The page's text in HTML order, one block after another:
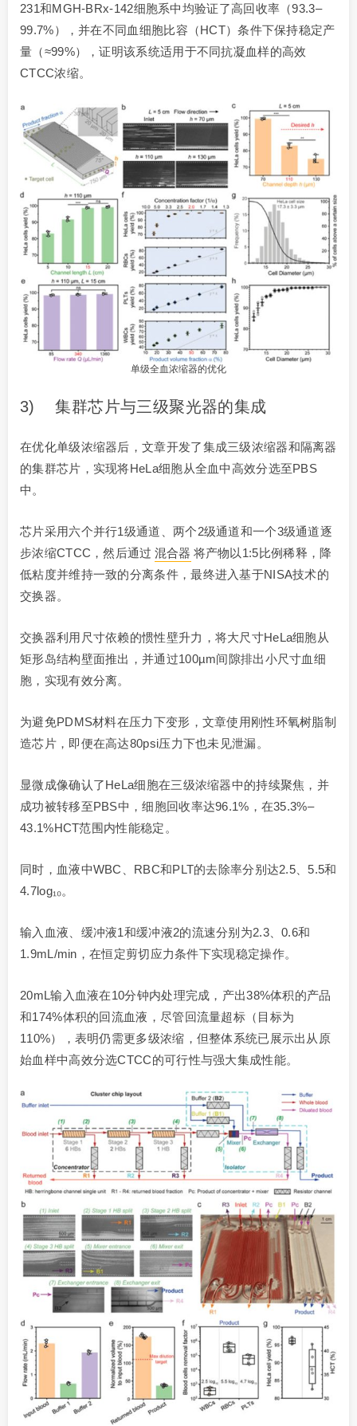
231和MGH-BRx-142细胞系中均验证了高回收率（93.3–
99.7%），并在不同血细胞比容（HCT）条件下保持稳定产
量（≈99%），证明该系统适用于不同抗凝血样的高效
CTCC浓缩。
单级全血浓缩器的优化
3) 集群芯片与三级聚光器的集成
在优化单级浓缩器后，文章开发了集成三级浓缩器和隔离器
的集群芯片，实现将HeLa细胞从全血中高效分选至PBS
中。
芯片采用六个并行1级通道、两个2级通道和一个3级通道逐
步浓缩CTCC，然后通过 混合器 将产物以1:5比例稀释，降
低粘度并维持一致的分离条件，最终进入基于NISA技术的
交换器。
交换器利用尺寸依赖的惯性壁升力，将大尺寸HeLa细胞从
矩形岛结构壁面推出，并通过100µm间隙排出小尺寸血细
胞，实现有效分离。
为避免PDMS材料在压力下变形，文章使用刚性环氧树脂制
造芯片，即便在高达80psi压力下也未见泄漏。
显微成像确认了HeLa细胞在三级浓缩器中的持续聚焦，并
成功被转移至PBS中，细胞回收率达96.1%，在35.3%–
43.1%HCT范围内性能稳定。
同时，血液中WBC、RBC和PLT的去除率分别达2.5、5.5和
4.7log₁₀。
输入血液、缓冲液1和缓冲液2的流速分别为2.3、0.6和
1.9mL/min，在恒定剪切应力条件下实现稳定操作。
20mL输入血液在10分钟内处理完成，产出38%体积的产品
和174%体积的回流血液，尽管回流量超标（目标为
110%），表明仍需更多级浓缩，但整体系统已展示出从原
始血样中高效分选CTCC的可行性与强大集成性能。